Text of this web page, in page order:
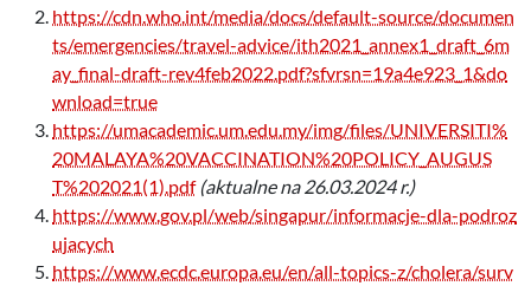
https://cdn.who.int/media/docs/default-source/documen
ts/emergencies/travel-advice/ith2021_annex1_draft_6m
ay_final-draft-rev4feb2022.pdf?sfvrsn=19a4e923_1&do
wnload=true
https://umacademic.um.edu.my/img/files/UNIVERSITI%
20MALAYA%20VACCINATION%20POLICY_AUGUS
T%202021(1).pdf (aktualne na 26.03.2024 r.)
https://www.gov.pl/web/singapur/informacje-dla-podroz
ujacych
https://www.ecdc.europa.eu/en/all-topics-z/cholera/surv